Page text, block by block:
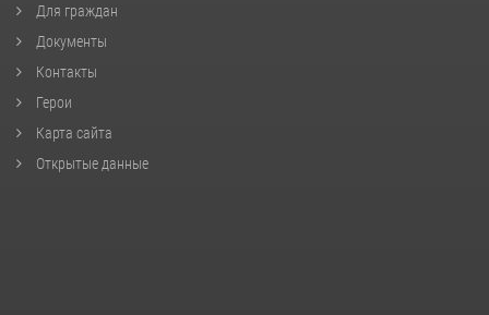
Для граждан
Документы
Контакты
Герои
Карта сайта
Открытые данные